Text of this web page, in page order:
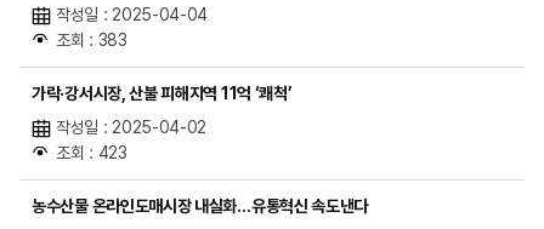
작성일 : 2025-04-04
조회 : 383
가락·강서시장, 산불 피해지역 11억 ‘쾌척’
작성일 : 2025-04-02
조회 : 423
농수산물 온라인도매시장 내실화…유통혁신 속도낸다